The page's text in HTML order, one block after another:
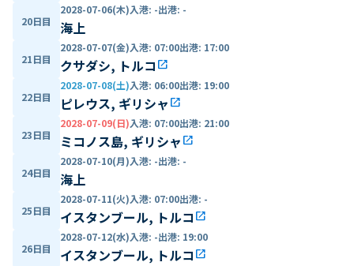
20日目
2028-07-06(木)入港: -出港: -
海上
21日目
2028-07-07(金)入港: 07:00出港: 17:00
クサダシ, トルコ open_in_new
22日目
2028-07-08(土)入港: 06:00出港: 19:00
ピレウス, ギリシャ open_in_new
23日目
2028-07-09(日)入港: 07:00出港: 21:00
ミコノス島, ギリシャ open_in_new
24日目
2028-07-10(月)入港: -出港: -
海上
25日目
2028-07-11(火)入港: 07:00出港: -
イスタンブール, トルコ open_in_new
26日目
2028-07-12(水)入港: -出港: 19:00
イスタンブール, トルコ open_in_new